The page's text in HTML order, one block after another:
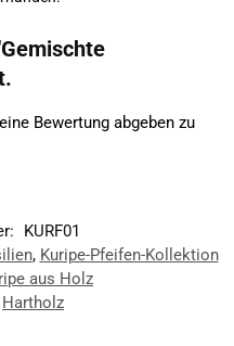
Bewertung abgeben zu
KURF01
, Kuripe-Pfeifen-Kollektion
aus Holz
Hartholz